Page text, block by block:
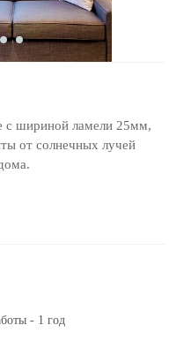
с шириной ламели 25мм,
от солнечных лучей
- 1 год